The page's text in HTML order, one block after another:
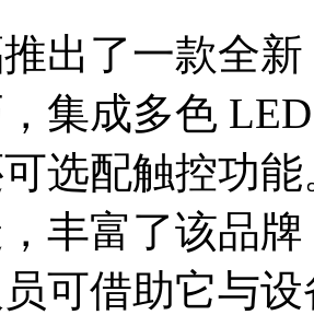
出了一款全
集成多色
选配触控功
丰富了该品
可借助它与